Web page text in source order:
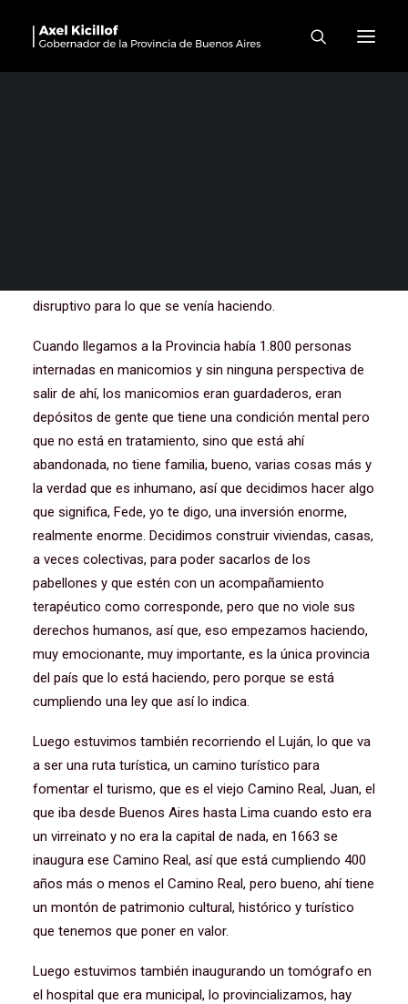
Inauguración de sucursal de
Banco Provincia en Pilar
disruptivo para lo que se venía haciendo.
Cuando llegamos a la Provincia había 1.800 personas
internadas en manicomios y sin ninguna perspectiva de
salir de ahí, los manicomios eran guardaderos, eran
depósitos de gente que tiene una condición mental pero
que no está en tratamiento, sino que está ahí
abandonada, no tiene familia, bueno, varias cosas más y
la verdad que es inhumano, así que decidimos hacer algo
que significa, Fede, yo te digo, una inversión enorme,
realmente enorme. Decidimos construir viviendas, casas,
a veces colectivas, para poder sacarlos de los
pabellones y que estén con un acompañamiento
terapéutico como corresponde, pero que no viole sus
derechos humanos, así que, eso empezamos haciendo,
muy emocionante, muy importante, es la única provincia
del país que lo está haciendo, pero porque se está
cumpliendo una ley que así lo indica.
Luego estuvimos también recorriendo el Luján, lo que va
a ser una ruta turística, un camino turístico para
fomentar el turismo, que es el viejo Camino Real, Juan, el
que iba desde Buenos Aires hasta Lima cuando esto era
un virreinato y no era la capital de nada, en 1663 se
inaugura ese Camino Real, así que está cumpliendo 400
años más o menos el Camino Real, pero bueno, ahí tiene
un montón de patrimonio cultural, histórico y turístico
que tenemos que poner en valor.
Luego estuvimos también inaugurando un tomógrafo en
el hospital que era municipal, lo provincializamos, hay